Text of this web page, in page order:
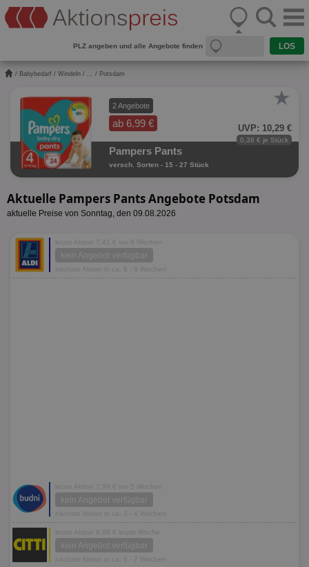
PLZ angeben und alle Angebote finden
/ Babybedarf / Windeln / ... / Potsdam
2 Angebote
ab 6,99 €
★
UVP: 10,29 €
0,38 € je Stück
Pampers Pants
versch. Sorten - 15 - 27 Stück
Aktuelle Pampers Pants Angebote Potsdam
aktuelle Preise von Sonntag, den 09.08.2026
letzte Aktion 7,41 € vor 9 Wochen
kein Angebot verfügbar
nächste Aktion in ca. 8 - 9 Wochen
letzte Aktion 7,99 € vor 5 Wochen
kein Angebot verfügbar
nächste Aktion in ca. 3 - 4 Wochen
letzte Aktion 8,66 € letzte Woche
kein Angebot verfügbar
nächste Aktion in ca. 6 - 7 Wochen